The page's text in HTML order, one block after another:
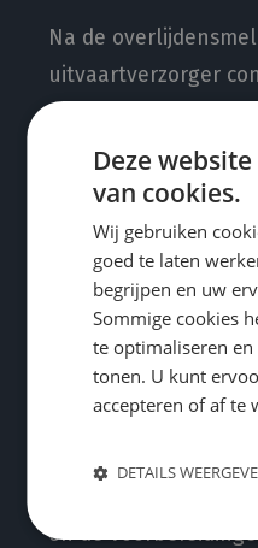
Na de
uitvaartverzorger
afspraak te maken
De
overledene nog
het geval? Dan
dit met aandacht en
Onze
de buurt. Ze zijn op
plaatselijke
houden ze dan ook
achtergrond zorgen
en de
Deze
van cookies.
Wij gebruiken
goed te laten
begrijpen en uw
Sommige cookies
te optimaliseren
tonen. U kunt
accepteren of af te
DETAILS